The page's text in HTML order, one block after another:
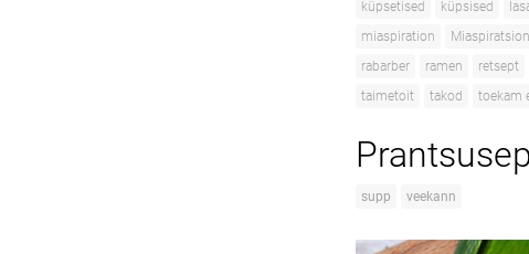
küpsetised
küpsised
miaspiration
Miaspiratsion
rabarber
ramen retsept
taimetoit
takod toekam
supp veekann